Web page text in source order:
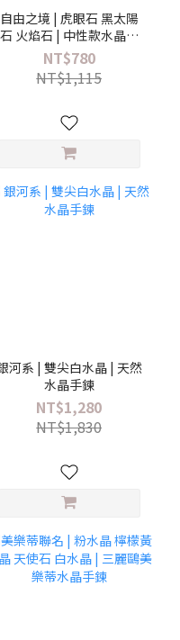
自由之境 | 虎眼石 黑太陽
石 火焰石 | 中性款水晶手
鍊
NT$780
NT$1,115
河系 | 雙尖白水晶 | 天然
水晶手鍊
NT$1,280
NT$1,830